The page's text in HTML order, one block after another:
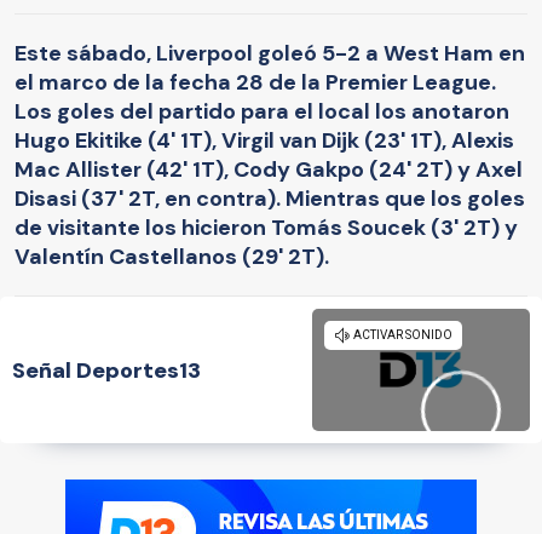
Este sábado, Liverpool goleó 5-2 a West Ham en
el marco de la fecha 28 de la Premier League.
Los goles del partido para el local los anotaron
Hugo Ekitike (4' 1T), Virgil van Dijk (23' 1T), Alexis
Mac Allister (42' 1T), Cody Gakpo (24' 2T) y Axel
Disasi (37' 2T, en contra). Mientras que los goles
de visitante los hicieron Tomás Soucek (3' 2T) y
Valentín Castellanos (29' 2T).
Señal Deportes13